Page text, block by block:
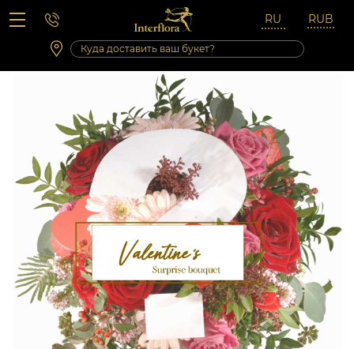
Вопросы-ответы
Сб 10:00 ‐ 14:00
Выходные и праздничные дни